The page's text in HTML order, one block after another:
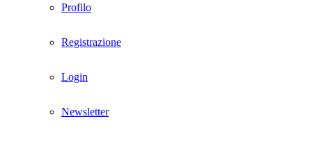
Profilo
Registrazione
Login
Newsletter